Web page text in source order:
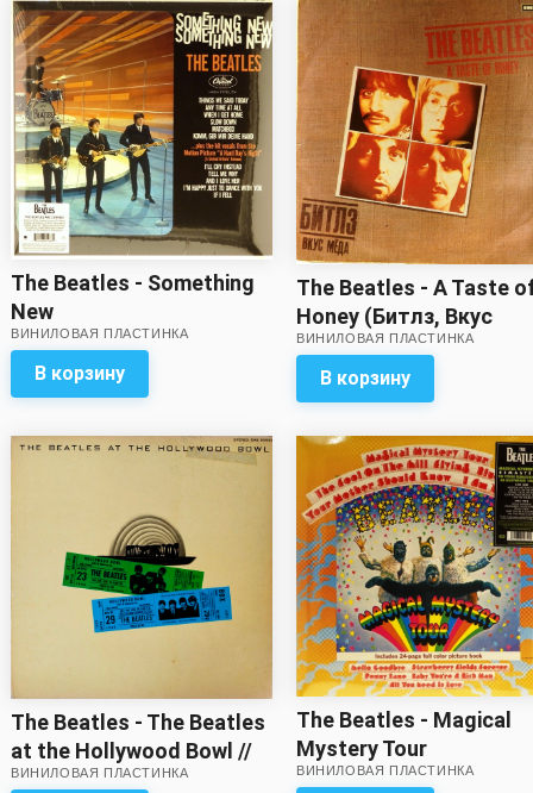
The Beatles - Something
New
ВИНИЛОВАЯ ПЛАСТИНКА
В корзину
The Beatles - A Taste
Honey (Битлз, Вкус
мёда)
ВИНИЛОВАЯ ПЛАСТИНКА
В корзину
The Beatles - The Beatles
at the Hollywood Bowl //
Отличный звук!
ВИНИЛОВАЯ ПЛАСТИНКА
The Beatles - Magical
Mystery Tour
ВИНИЛОВАЯ ПЛАСТИНКА